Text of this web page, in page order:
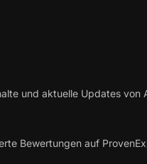
und aktuelle Updates von
Bewertungen auf